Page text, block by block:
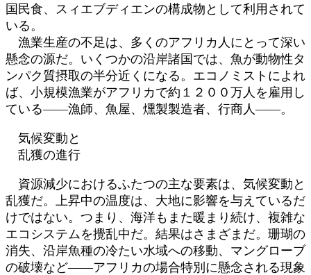
国民食、スィエブディエンの構成物として利用されて
いる。
漁業生産の不足は、多くのアフリカ人にとって深い
懸念の源だ。いくつかの沿岸諸国では、魚が動物性タ
ンパク質摂取の半分近くになる。エコノミストによれ
ば、小規模漁業がアフリカで約１２００万人を雇用し
ている――漁師、魚屋、燻製製造者、行商人――。
気候変動と
乱獲の進行
資源減少におけるふたつの主な要素は、気候変動と
乱獲だ。上昇中の温度は、大地に影響を与えているだ
けではない。つまり、海洋もまた暖まり続け、複雑な
エコシステムを攪乱中だ。結果はさまざまだ。珊瑚の
消失、沿岸魚種の冷たい水域への移動、マングローブ
の破壊など――アフリカの場合特別に懸念される現象